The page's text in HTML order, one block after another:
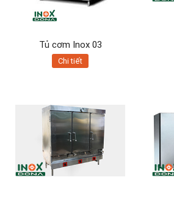
Tủ cơm Inox 03
Chi tiết